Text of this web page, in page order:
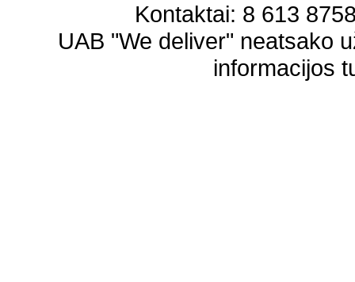
Kontaktai: 8 613
UAB "We deliver" neatsako
informacijos